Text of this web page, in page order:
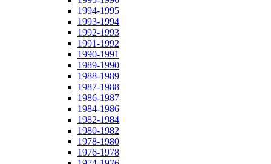
1994-1995
1993-1994
1992-1993
1991-1992
1990-1991
1989-1990
1988-1989
1987-1988
1986-1987
1984-1986
1982-1984
1980-1982
1978-1980
1976-1978